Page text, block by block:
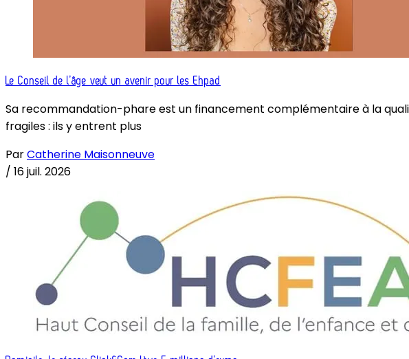
Le Conseil de l’âge veut un avenir pour les Ehpad
Sa recommandation-phare est un financement complémentaire à la
fragiles : ils y entrent plus
ParCatherine Maisonneuve
/ 16 juil. 2026